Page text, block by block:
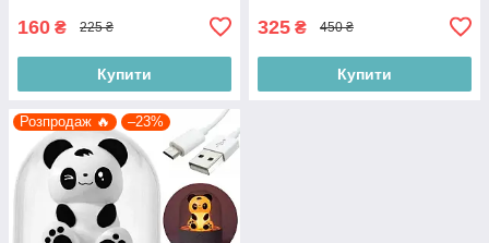
160 ₴ 225 ₴
Купити
325 ₴ 450 ₴
Купити
Розпродаж 🔥 –23%